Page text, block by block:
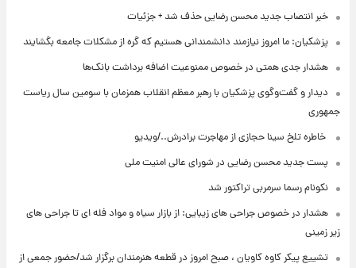
خبر انتصاب جدید محسن رضایی حذف شد + جزئیات
پزشکیان: ما امروز نیازمند دانشمندانی هستیم که گره از مشکلات جامعه بگشایند
هشدار جدی همتی در خصوص ممنوعیت اضافه ‌برداشت بانک‌ها
دیدار و گفت‌وگوی پزشکیان با رهبر معظم انقلاب همزمان با سومین سال ریاست
جمهوری
⁨ خاطره تلخ سینا حجازی از مهاجرت برادرش../ویدیو
پست جدید محسن رضایی در شورای عالی امنیت ملی
نکونام رسما سرمربی تراکتور شد
هشدار در خصوص جراحی های زیبایی: از بازار سیاه و مواد فله ای تا جراحی های
زیر زمینی
تشییع پیکر کاوه کاویان ، صبح امروز در قطعه هنرمندان برگزار شد/حضور جمعی از